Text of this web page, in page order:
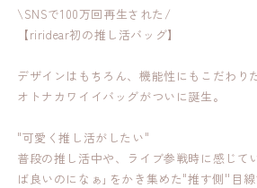
量
を
量
を
や
\SNSで100万回再生された/
【riridear初の推し活バッグ】
デザインはもちろん、機能性にもこだわり
オトナカワイイバッグがついに誕生。
"可愛く推し活がしたい"
普段の推し活中や、ライブ参戦時に感じて
ば良いのになぁ｣をかき集めた"推す側''目